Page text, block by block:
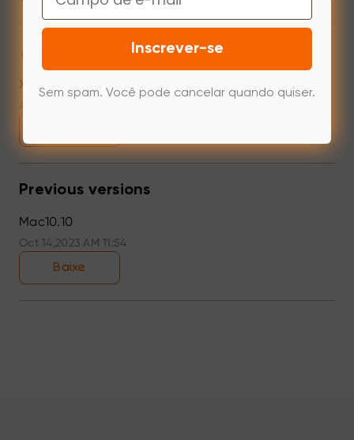
Mac 10.12~14.2
XPPenMac_3.4.15_240313
Previous versions
Mac10.10
Oct 14,2023 AM 11:54
Baixe
Inscrever-se
Sem spam. Você pode cancelar quando quiser.